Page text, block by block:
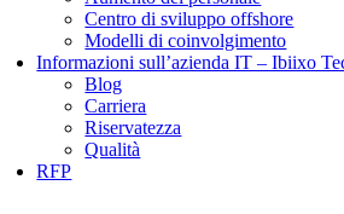
Centro di sviluppo offshore
Modelli di coinvolgimento
Informazioni sull’azienda IT – Ibiixo
Blog
Carriera
Riservatezza
Qualità
RFP